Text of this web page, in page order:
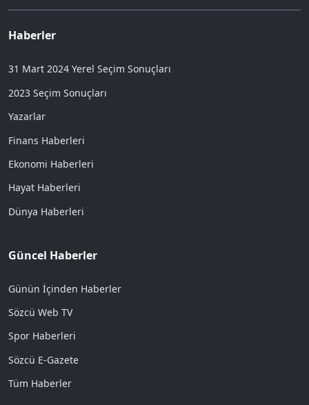
Haberler
31 Mart 2024 Yerel Seçim Sonuçları
2023 Seçim Sonuçları
Yazarlar
Finans Haberleri
Ekonomi Haberleri
Hayat Haberleri
Dünya Haberleri
Güncel Haberler
Günün İçinden Haberler
Sözcü Web TV
Spor Haberleri
Sözcü E-Gazete
Tüm Haberler